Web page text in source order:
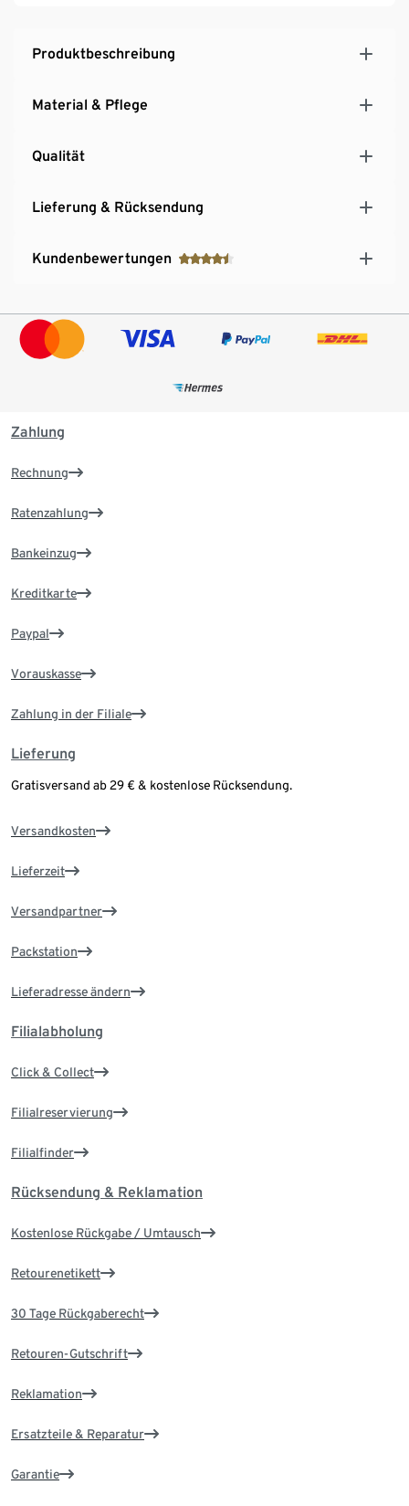
Produktbeschreibung
Material & Pflege
Qualität
Lieferung & Rücksendung
Kundenbewertungen
Zahlung
Rechnung
Ratenzahlung
Bankeinzug
Kreditkarte
Paypal
Vorauskasse
Zahlung in der Filiale
Lieferung
Gratisversand ab 29 € & kostenlose Rücksendung.
Versandkosten
Lieferzeit
Versandpartner
Packstation
Lieferadresse ändern
Filialabholung
Click & Collect
Filialreservierung
Filialfinder
Rücksendung & Reklamation
Kostenlose Rückgabe / Umtausch
Retourenetikett
30 Tage Rückgaberecht
Retouren-Gutschrift
Reklamation
Ersatzteile & Reparatur
Garantie